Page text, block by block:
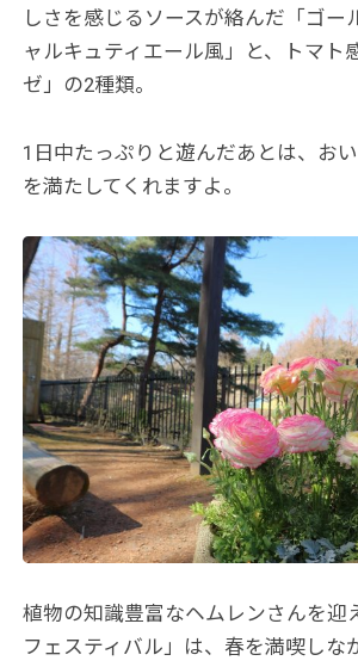
しさを感じるソースが絡んだ「ゴー
ャルキュティエール風」と、トマト
ゼ」の2種類。
1日中たっぷりと遊んだあとは、お
を満たしてくれますよ。
植物の知識豊富なヘムレンさんを迎
フェスティバル」は、春を満喫しな